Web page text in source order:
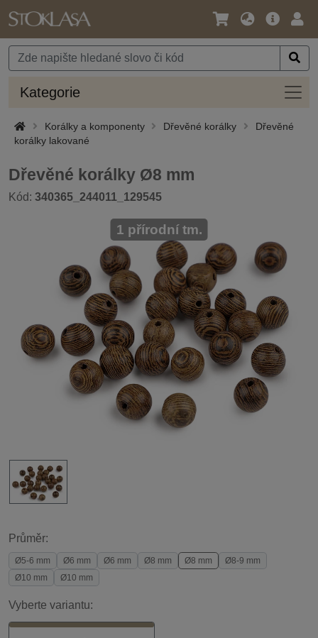
Jazyk
Měna
Hlavní
Kategorie
Korálky a komponenty Dřevěné korálky
Dřevěné
korálky lakované
Dřevěné korálky Ø8 mm
Kód: 340365_244011_129545
1 přírodní tm.
Průměr:
Ø5-6 mm Ø6 mm Ø6 mm Ø8 mm Ø8 mm
Ø8-9 mm
Ø10 mm
Ø10 mm
Vyberte variantu: